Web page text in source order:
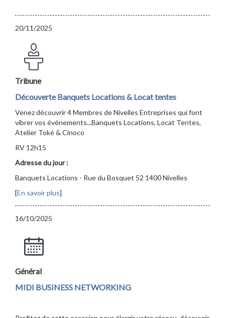
20/11/2025
Tribune
Découverte Banquets Locations & Locat tentes
Venez découvrir 4 Membres de Nivelles Entreprises qui font
vibrer vos événements...Banquets Locations, Locat Tentes,
Atelier Toké & Cinoco
RV 12h15
Adresse du jour :
Banquets Locations - Rue du Bosquet 52 1400 Nivelles
[En savoir plus]
16/10/2025
Général
MIDI BUSINESS NETWORKING